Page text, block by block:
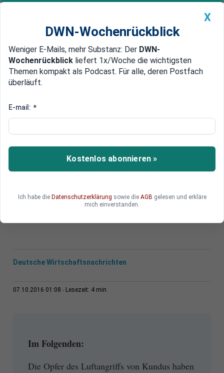
Newsticker MEIN DWN: Geldanlage Premium
Edelmetalle DWN-Magazin China
Keine Amtshaftung
Deutschland haftet nicht bei
Einsatz der Bundeswehr im
Ausland
Zivile Opfer bewaffneter Konflikte im Ausland
Bundesrepublik Deutschland. Der
Bundesgerichtshof hat dazu ein weitreichendes
Deutsche Wirtschaftsnachrichten
07.10.2016 01:08 Lesezeit: 4 min
Im Folgenden:
Die Opfer des Luftangriffs von Kundus haben
X
DWN-Wochenrückblick
Weniger E-Mails, mehr Substanz: Der DWN-
Wochenrückblick liefert 1x/Woche die wichtigsten
Themen kompakt als Podcast. Für alle, deren Postfach
überläuft.
E-mail: *
Kostenlos abonnieren »
Ich habe die Datenschutzerklärung sowie die AGB gelesen und erkläre
mich einverstanden.